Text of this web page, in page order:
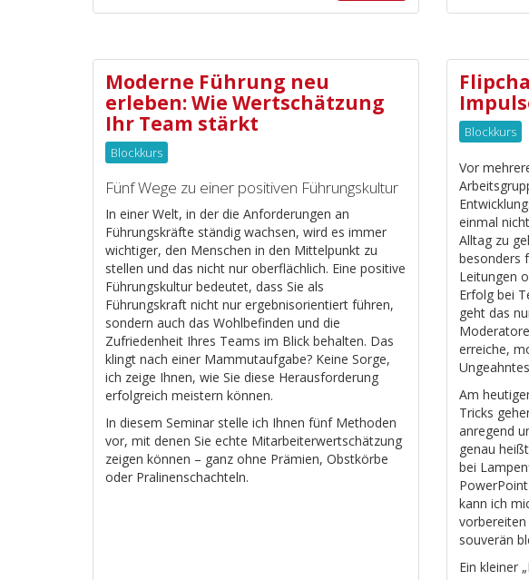
Moderne Führung neu
erleben: Wie Wertschätzung
Ihr Team stärkt
Blockkurs
Fünf Wege zu einer positiven Führungskultur
In einer Welt, in der die Anforderungen an
Führungskräfte ständig wachsen, wird es immer
wichtiger, den Menschen in den Mittelpunkt zu
stellen und das nicht nur oberflächlich. Eine positive
Führungskultur bedeutet, dass Sie als
Führungskraft nicht nur ergebnisorientiert führen,
sondern auch das Wohlbefinden und die
Zufriedenheit Ihres Teams im Blick behalten. Das
klingt nach einer Mammutaufgabe? Keine Sorge,
ich zeige Ihnen, wie Sie diese Herausforderung
erfolgreich meistern können.
In diesem Seminar stelle ich Ihnen fünf Methoden
vor, mit denen Sie echte Mitarbeiterwertschätzung
zeigen können – ganz ohne Prämien, Obstkörbe
oder Pralinenschachteln.
Blockkurs
Vor
einmal
Alltag zu
besonders
Leitungen
Erfolg bei
geht das
erreiche,
Am
Tricks
anregend
genau
bei
kann ich
souverän
Ein kleiner